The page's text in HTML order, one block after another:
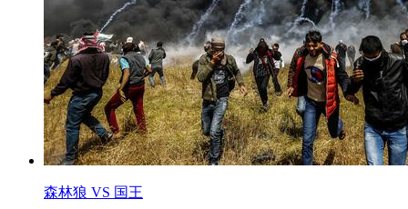
森林狼 VS 国王